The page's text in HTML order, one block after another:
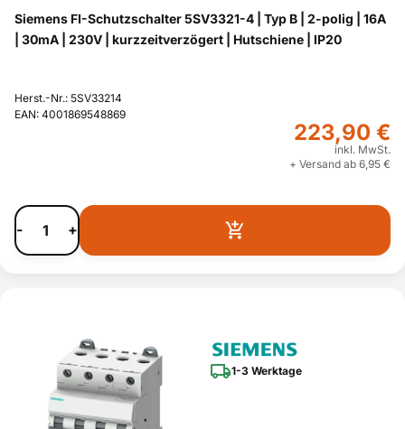
Siemens FI-Schutzschalter 5SV3321-4 | Typ B | 2-polig | 16A
| 30mA | 230V | kurzzeitverzögert | Hutschiene | IP20
Herst.-Nr.: 5SV33214
EAN: 4001869548869
223,90 €
inkl. MwSt.
+ Versand ab 6,95 €
- +
1-3 Werktage